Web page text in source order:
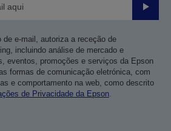
Enviar
de e-mail, autoriza a receção de
incluindo análise de mercado e
eventos, promoções e serviços da Epson
formas de comunicação eletrónica, com
e comportamento na web, como descrito
de Privacidade da Epson